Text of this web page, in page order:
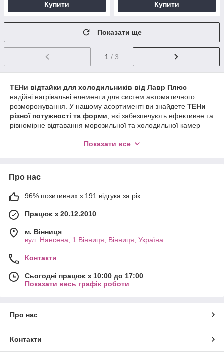
Купити Купити
Показати ще
1 / 3
ТЕНи відтайки для холодильників від Лавр Плюс —
надійні нагрівальні елементи для систем автоматичного
розморожування. У нашому асортименті ви знайдете ТЕНи
різної потужності та форми , які забезпечують ефективне та
рівномірне відтавання морозильної та холодильної камер
інших брендів. Всі деталі виготовлені з міцних матеріалів,
та консультацію спеціаліста для правильного підбору деталі.
Показати все
Про нас
96% позитивних з 191 відгука за рік
Працює з 20.12.2010
м. Вінниця
вул. Нансена, 1 Вінниця, Вінниця, Україна
Контакти
Сьогодні працює з 10:00 до 17:00
Показати весь графік роботи
Про нас
Контакти